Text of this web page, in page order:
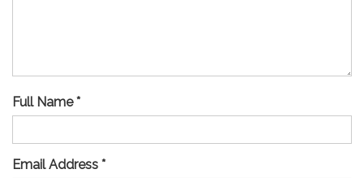
Full Name *
Email Address *